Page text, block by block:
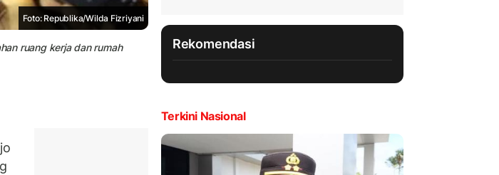
Foto: Republika/Wilda Fizriyani
ruang kerja dan rumah
Rekomendasi
Terkini Nasional